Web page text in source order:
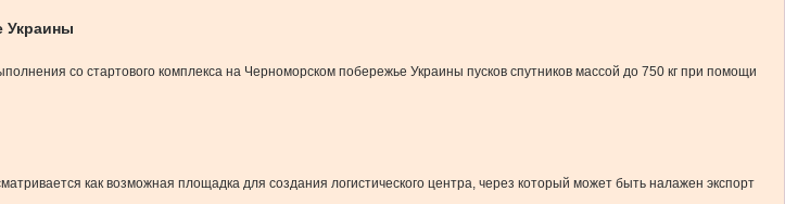
Украины
со стартового комплекса на Черноморском побережье Украины пусков спутников массой до 750 кг при помощи
как возможная площадка для создания логистического центра, через который может быть налажен экспорт